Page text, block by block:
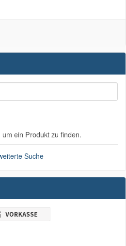
ein Produkt zu finden.
Suche